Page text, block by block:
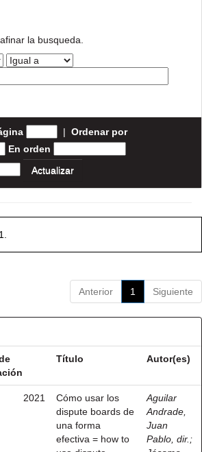
la busqueda.
| Ordenar por
En orden
Anterior 1 Siguiente
Título Autor(es)
2021
Cómo usar los
dispute boards de
una forma
efectiva = how to
Aguilar
Andrade,
Juan
Pablo, dir. ;